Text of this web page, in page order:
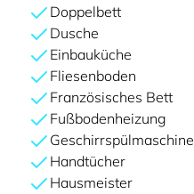
Doppelbett
Dusche
Einbauküche
Fliesenboden
Französisches Bett
Fußbodenheizung
Geschirrspülmaschine
Handtücher
Hausmeister